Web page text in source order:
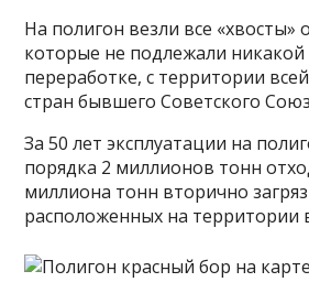
На полигон везли все «хвосты»
которые не подлежали
переработке, с территории
стран бывшего Советского
За 50 лет эксплуатации на
порядка 2 миллионов тонн
миллиона тонн вторично
расположенных на территории